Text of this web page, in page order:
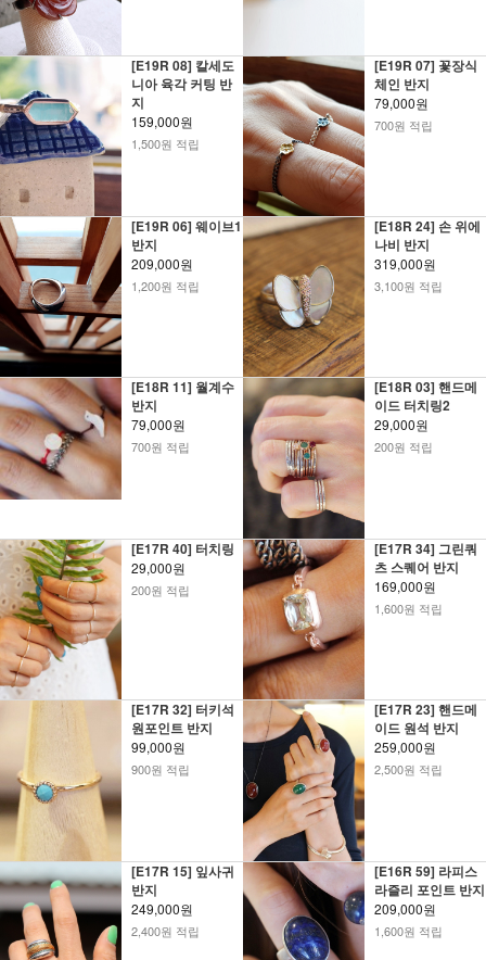
[E19R 08] 칼세도
니아 육각 커팅 반
지
159,000원
1,500원 적립
[E19R 07] 꽃장식
체인 반지
79,000원
700원 적립
[E19R 06] 웨이브1
반지
209,000원
1,200원 적립
[E18R 24] 손 위에
나비 반지
319,000원
3,100원 적립
[E18R 11] 월계수
반지
79,000원
700원 적립
[E18R 03] 핸드메
이드 터치링2
29,000원
200원 적립
[E17R 40] 터치링
29,000원
200원 적립
[E17R 34] 그린쿼
츠 스퀘어 반지
169,000원
1,600원 적립
[E17R 32] 터키석
원포인트 반지
99,000원
900원 적립
[E17R 23] 핸드메
이드 원석 반지
259,000원
2,500원 적립
[E17R 15] 잎사귀
반지
249,000원
2,400원 적립
[E16R 59] 라피스
라즐리 포인트 반지
209,000원
1,600원 적립